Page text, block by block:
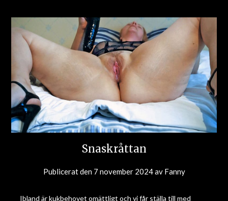
Snaskråttan
Publicerat den 7 november 2024av Fanny
Ibland är kukbehovet omättligt och vi får ställa till med